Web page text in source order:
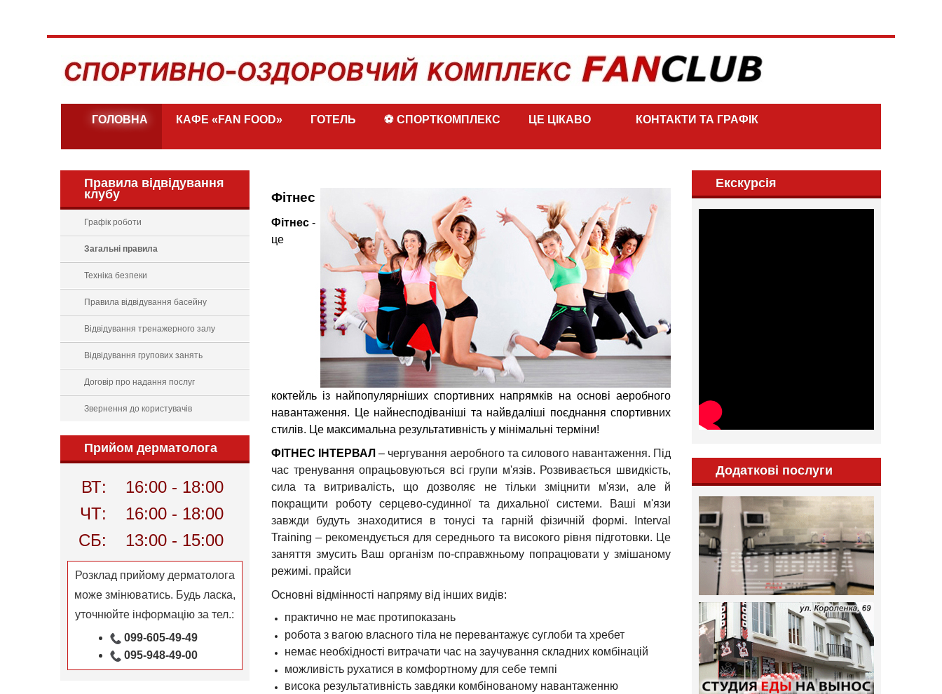
ГОЛОВНА КАФЕ «FAN FOOD» ГОТЕЛЬ ⚽ СПОРТКОМПЛЕКС ЦЕ ЦІКАВО КОНТАКТИ ТА ГРАФІК
Фітнес
Фітнес -
це
коктейль із найпопулярніших спортивних напрямків на основі аеробного
навантаження. Це найнесподіваніші та найвдаліші поєднання спортивних
стилів. Це максимальна результативність у мінімальні терміни!
ФІТНЕС ІНТЕРВАЛ – чергування аеробного та силового навантаження. Під
час тренування опрацьовуються всі групи м'язів. Розвивається швидкість,
сила та витривалість, що дозволяє не тільки зміцнити м'язи, але й
покращити роботу серцево-судинної та дихальної системи. Ваші м'язи
завжди будуть знаходитися в тонусі та гарній фізичній формі. Interval
Training – рекомендується для середнього та високого рівня підготовки. Це
заняття змусить Ваш організм по-справжньому попрацювати у змішаному
режимі. прайси
Основні відмінності напряму від інших видів:
практично не має протипоказань
робота з вагою власного тіла не перевантажує суглоби та хребет
немає необхідності витрачати час на заучування складних комбінацій
можливість рухатися в комфортному для себе темпі
висока результативність завдяки комбінованому навантаженню
Правила відвідування
клубу
Графік роботи
Загальні правила
Техніка безпеки
Правила відвідування басейну
Відвідування тренажерного залу
Відвідування групових занять
Договір про надання послуг
Звернення до користувачів
Прийом дерматолога
ВТ:
16:00 - 18:00
ЧТ:
16:00 - 18:00
СБ:
13:00 - 15:00
Розклад прийому дерматолога
може змінюватись. Будь ласка,
уточнюйте інформацію за тел.:
099-605-49-49
095-948-49-00
Екскурсія
Додаткові послуги